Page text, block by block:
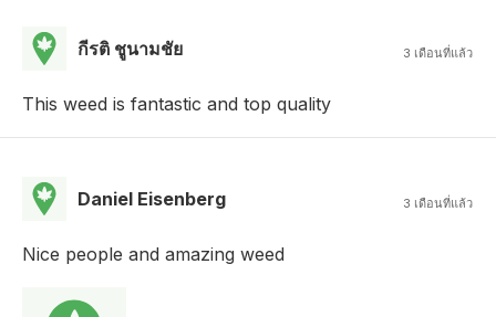
กีรติ ชูนามชัย 3 เดือนที่แล้ว
This weed is fantastic and top quality
Daniel Eisenberg 3 เดือนที่แล้ว
Nice people and amazing weed